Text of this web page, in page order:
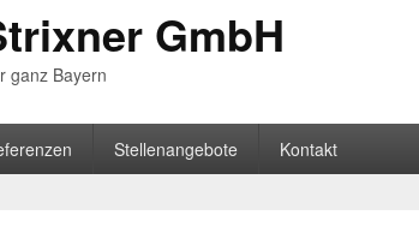
GmbH
ganz Bayern
Stellenangebote Kontakt